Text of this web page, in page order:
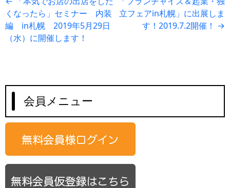
稿
ナ
ビ
シ
ン
くなったら」セミナー 内装
編 in札幌 2019年5月29日
（水）に開催します！
立フェアin札幌」に出展しま
す！2019.7.2開催！ →
会員メニュー